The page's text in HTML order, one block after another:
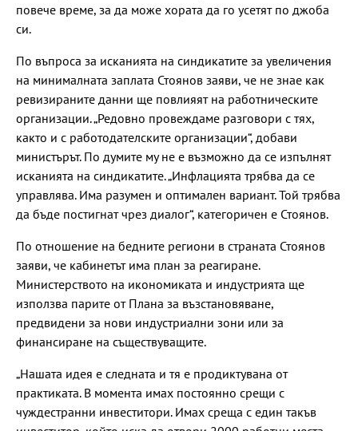
повече време, за да може хората да го усетят по джоба
си.
По въпроса за исканията на синдикатите за увеличения
на минималната заплата Стоянов заяви, че не знае как
ревизираните данни ще повлияят на работническите
организации. „Редовно провеждаме разговори с тях,
както и с работодателските организации“, добави
министърът. По думите му не е възможно да се изпълнят
исканията на синдикатите. „Инфлацията трябва да се
управлява. Има разумен и оптимален вариант. Той трябва
да бъде постигнат чрез диалог“, категоричен е Стоянов.
По отношение на бедните региони в страната Стоянов
заяви, че кабинетът има план за реагиране.
Министерството на икономиката и индустрията ще
използва парите от Плана за възстановяване,
предвидени за нови индустриални зони или за
финансиране на съществуващите.
„Нашата идея е следната и тя е продиктувана от
практиката. В момента имах постоянно срещи с
чуждестранни инвеститори. Имах среща с един такъв